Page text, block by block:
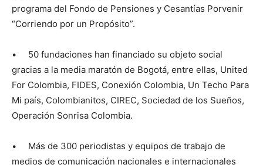
programa del Fondo de Pensiones y Cesantías Porvenir
“Corriendo por un Propósito”.
• 50 fundaciones han financiado su objeto social
gracias a la media maratón de Bogotá, entre ellas, United
For Colombia, FIDES, Conexión Colombia, Un Techo Para
Mi país, Colombianitos, CIREC, Sociedad de los Sueños,
Operación Sonrisa Colombia.
• Más de 300 periodistas y equipos de trabajo de
medios de comunicación nacionales e internacionales